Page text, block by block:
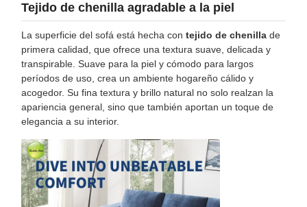
Tejido de chenilla agradable a la piel
La superficie del sofá está hecha con tejido de chenilla de
primera calidad, que ofrece una textura suave, delicada y
transpirable. Suave para la piel y cómodo para largos
períodos de uso, crea un ambiente hogareño cálido y
acogedor. Su fina textura y brillo natural no solo realzan la
apariencia general, sino que también aportan un toque de
elegancia a su interior.